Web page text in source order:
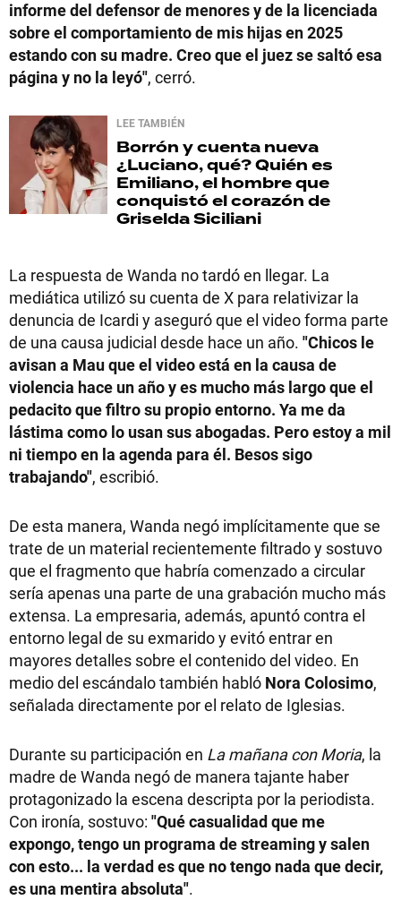
informe del defensor de menores y de la licenciada
sobre el comportamiento de mis hijas en 2025
estando con su madre. Creo que el juez se saltó esa
página y no la leyó", cerró.
LEE TAMBIÉN
Borrón y cuenta nueva
¿Luciano, qué? Quién es
Emiliano, el hombre que
conquistó el corazón de
Griselda Siciliani
La respuesta de Wanda no tardó en llegar. La
mediática utilizó su cuenta de X para relativizar la
denuncia de Icardi y aseguró que el video forma parte
de una causa judicial desde hace un año. "Chicos le
avisan a Mau que el video está en la causa de
violencia hace un año y es mucho más largo que el
pedacito que filtro su propio entorno. Ya me da
lástima como lo usan sus abogadas. Pero estoy a mil
ni tiempo en la agenda para él. Besos sigo
trabajando", escribió.
De esta manera, Wanda negó implícitamente que se
trate de un material recientemente filtrado y sostuvo
que el fragmento que habría comenzado a circular
sería apenas una parte de una grabación mucho más
extensa. La empresaria, además, apuntó contra el
entorno legal de su exmarido y evitó entrar en
mayores detalles sobre el contenido del video. En
medio del escándalo también habló Nora Colosimo,
señalada directamente por el relato de Iglesias.
Durante su participación en La mañana con Moria, la
madre de Wanda negó de manera tajante haber
protagonizado la escena descripta por la periodista.
Con ironía, sostuvo: "Qué casualidad que me
expongo, tengo un programa de streaming y salen
con esto... la verdad es que no tengo nada que decir,
es una mentira absoluta".